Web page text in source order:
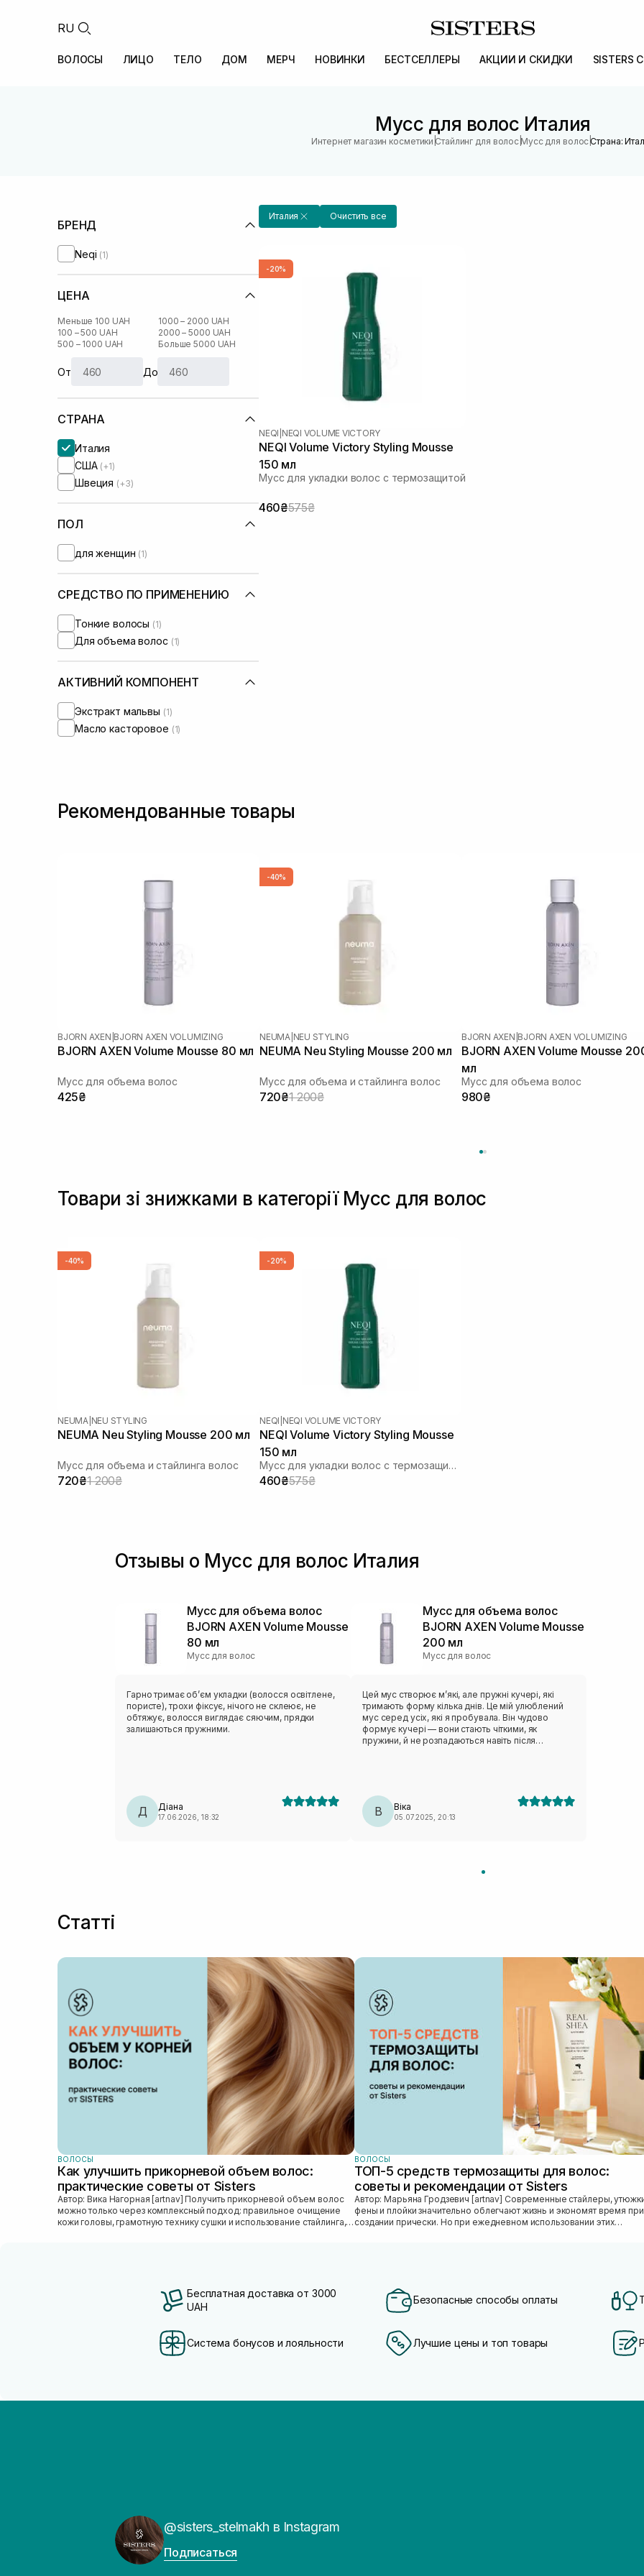
RU
ВОЛОСЫ ЛИЦО ТЕЛО ДОМ МЕРЧ НОВИНКИ БЕСТСЕЛЛЕРЫ АКЦИИ И СКИДКИ SISTERS
Мусс для волос Италия
Интернет магазин косметики |Стайлинг для волос |Мусс для волос |Страна:
БРЕНД
Neqi (1)
ЦЕНА
Меньше 100 UAH
100 – 500 UAH
500 – 1000 UAH
1000 – 2000 UAH
2000 – 5000 UAH
Больше 5000 UAH
От До
СТРАНА
Италия
США (+1)
Швеция (+3)
ПОЛ
для женщин (1)
СРЕДСТВО ПО ПРИМЕНЕНИЮ
Тонкие волосы (1)
Для объема волос (1)
АКТИВНИЙ КОМПОНЕНТ
Экстракт мальвы (1)
Масло касторовое (1)
Италия Очистить все
-20%
NEQI NEQI VOLUME VICTORY
NEQI Volume Victory Styling Mousse
150 мл
Мусс для укладки волос с термозащитой
460₴575₴
Рекомендованные товары
BJORN AXEN BJORN AXEN VOLUMIZING
BJORN AXEN Volume Mousse 80 мл
Мусс для объема волос
425₴
-40%
NEUMA NEU STYLING
NEUMA Neu Styling Mousse 200 мл
Мусс для объема и стайлинга волос
720₴1 200₴
BJORN AXEN BJORN AXEN VOLUMIZING
BJORN AXEN Volume Mousse
мл
Мусс для объема волос
980₴
Товари зі знижками в категорії Мусс для волос
-40%
NEUMA NEU STYLING
NEUMA Neu Styling Mousse 200 мл
Мусс для объема и стайлинга волос
720₴1 200₴
-20%
NEQI NEQI VOLUME VICTORY
NEQI Volume Victory Styling Mousse
150 мл
Мусс для укладки волос с термозащитой
460₴575₴
Отзывы о Мусс для волос Италия
Мусс для объема волос
BJORN AXEN Volume Mousse
80 мл
Мусс для волос
Гарно тримає обʼєм укладки (волосся освітлене,
пористе), трохи фіксує, нічого не склеює, не
обтяжує, волосся виглядає сяючим, прядки
залишаються пружними.
Д Діана
17.06.2026, 18:32
Мусс для объема волос
BJORN AXEN Volume Mousse
200 мл
Мусс для волос
Цей мус створює м’які, але пружні кучері, які
тримають форму кілька днів. Це мій улюблений
мус серед усіх, які я пробувала. Він чудово
формує кучері — вони стають чіткими, як
пружини, й не розпадаються навіть після
чудово зволожують та надають блиск волоссю.
В Віка
05.07.2025, 20:13
Статті
ВОЛОСЫ
Как улучшить прикорневой объем волос:
практические советы от Sisters
Автор: Вика Нагорная [artnav] Получить прикорневой объем волос
можно только через комплексный подход: правильное очищение
кожи головы, грамотную технику сушки и использование стайлинга,
ВОЛОСЫ
ТОП-5 средств термозащиты для волос:
советы и рекомендации от Sisters
Автор: Марьяна Гродзевич [artnav] Современные стайлеры, утюжки,
фены и плойки значительно облегчают жизнь и экономят время при
создании прически. Но при ежедневном использовании этих
Бесплатная доставка от 3000
UAH
Безопасные способы оплаты
Система бонусов и лояльности Лучшие цены и топ товары
@sisters_stelmakh в Instagram
Подписаться